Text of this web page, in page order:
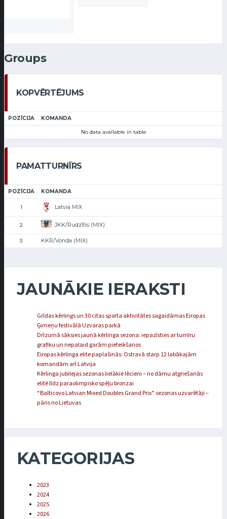
Groups
KOPVĒRTĒJUMS
POZĪCIJA KOMANDA
No data available in table
PAMATTURNĪRS
POZĪCIJA KOMANDA
1 Latvia MIX
2 JKK/Rudzītis (MIX)
3 KKR/Vonda (MIX)
JAUNĀKIE IERAKSTI
Grīdas kērlings un 30 citas sporta aktivitātes sagaidāmas Eiropas
Ģimeņu festivālā Uzvaras parkā
Drīzumā sāksies jaunā kērlinga sezona: iepazīsties ar turnīru
grafiku un nepalaid garām pieteikšanos
Eiropas kērlinga elite paplašinās: Ostravā starp 12 labākajām
komandām arī Latvija
Kērlinga jubilejas sezonas lielākie lēcieni – no dāmu atgriešanās
elitē līdz paraolimpisko spēļu bronzai
“Balticovo Latvian Mixed Doubles Grand Prix” sezonas uzvarētāji –
pāris no Lietuvas
KATEGORIJAS
2023
2024
2025
2026